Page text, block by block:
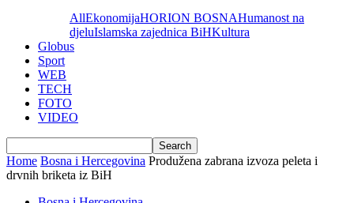
AllEkonomijaHORION BOSNAHumanost na
djeluIslamska zajednica BiHKultura
Globus
Sport
WEB
TECH
FOTO
VIDEO
Home Bosna i Hercegovina Produžena zabrana izvoza peleta i
drvnih briketa iz BiH